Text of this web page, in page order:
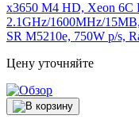
x3650 M4 HD, Xeon 6C
2.1GHz/1600MHz/
SR M5210e, 750W p/s,
Цену уточняйте